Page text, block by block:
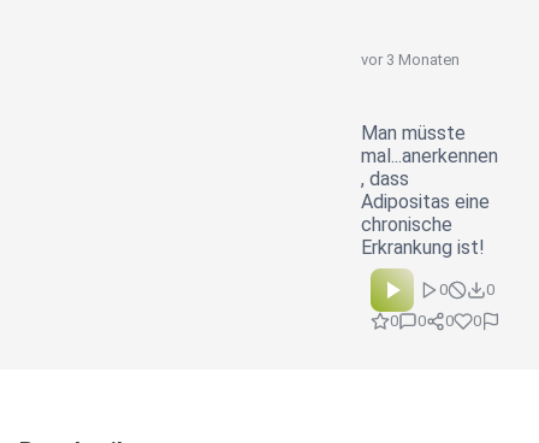
vor 3 Monaten
Man müsste
mal...anerkennen
, dass
Adipositas eine
chronische
Erkrankung ist!
0
0
0
0 0 0